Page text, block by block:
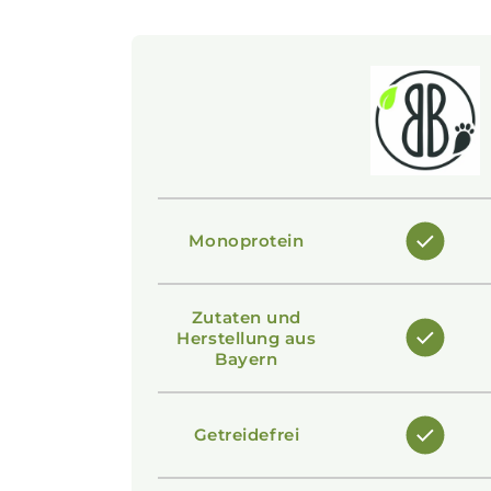
Monoprotein
Zutaten und
Herstellung aus
Bayern
Getreidefrei